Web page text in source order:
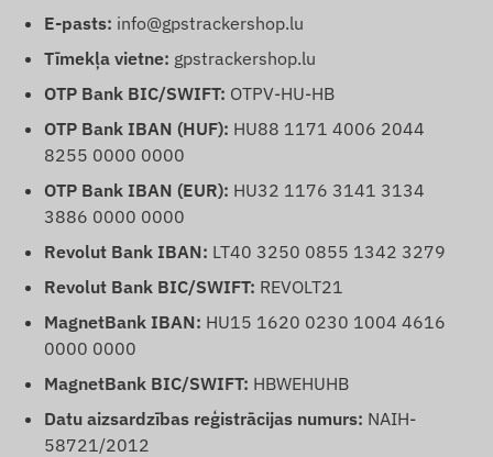
E-pasts: info@gpstrackershop.lu
Tīmekļa vietne: gpstrackershop.lu
OTP Bank BIC/SWIFT: OTPV-HU-HB
OTP Bank IBAN (HUF): HU88 1171 4006 2044
8255 0000 0000
OTP Bank IBAN (EUR): HU32 1176 3141 3134
3886 0000 0000
Revolut Bank IBAN: LT40 3250 0855 1342 3279
Revolut Bank BIC/SWIFT: REVOLT21
MagnetBank IBAN: HU15 1620 0230 1004 4616
0000 0000
MagnetBank BIC/SWIFT: HBWEHUHB
Datu aizsardzības reģistrācijas numurs: NAIH-
58721/2012